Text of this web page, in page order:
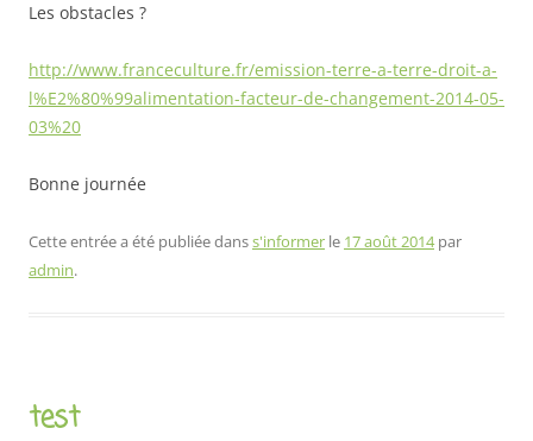
Les obstacles ?
http://www.franceculture.fr/emission-terre-a-terre-droit-a-
l%E2%80%99alimentation-facteur-de-changement-2014-05-
03%20
Bonne journée
Cette entrée a été publiée danss'informer le 17 août 2014 par
admin.
test